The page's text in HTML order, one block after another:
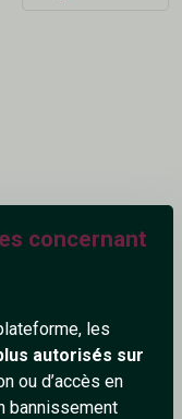
concernant
les
autorisés sur
ou d’accès en
bannissement
5/5/2026